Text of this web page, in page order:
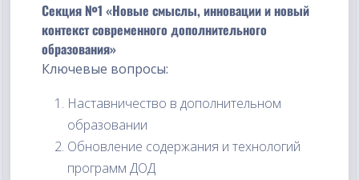
Секция №1 «Новые смыслы, инновации и новый
контекст современного дополнительного
образования»
Ключевые вопросы:
Наставничество в дополнительном
образовании
Обновление содержания и технологий
программ ДОД